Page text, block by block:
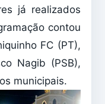
já realizados
contou
FC (PT),
Nagib (PSB),
municipais.